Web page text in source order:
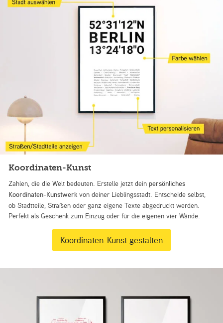
Koordinaten-Kunst
Zahlen, die die Welt bedeuten. Erstelle jetzt dein persönliches
Koordinaten-Kunstwerk von deiner Lieblingsstadt. Entscheide selbst,
ob Stadtteile, Straßen oder ganz eigene Texte abgedruckt werden.
Perfekt als Geschenk zum Einzug oder für die eigenen vier Wände.
Koordinaten-Kunst gestalten